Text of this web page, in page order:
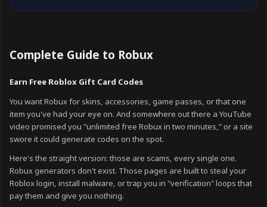
Complete Guide to Robux
Earn Free Roblox Gift Card Codes
You want Robux for skins, accessories, game passes, or that one
item you've had your eye on. And somewhere out there a YouTube
video promised you "unlimited free Robux in two minutes," or a site
swore it could generate codes on the spot.
Here's the straight version: those are scams, every single one.
Robux generators don't exist. Those pages are built to steal your
Roblox login, install malware, or trap you in "verification" loops that
pay them and give you nothing.